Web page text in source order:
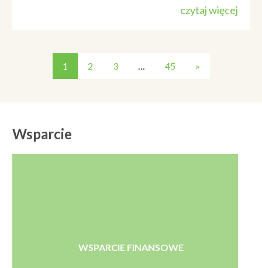
czytaj więcej
1 2 3 … 45 »
Wsparcie
WSPARCIE FINANSOWE